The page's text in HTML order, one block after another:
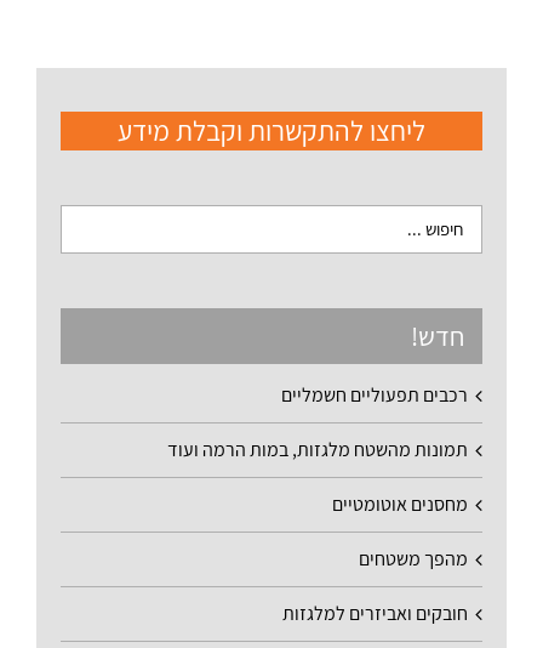
ליחצו להתקשרות וקבלת מידע
חדש!
רכבים תפעוליים חשמליים
תמונות מהשטח מלגזות, במות הרמה ועוד
מחסנים אוטומטיים
מהפך משטחים
חובקים ואביזרים למלגזות